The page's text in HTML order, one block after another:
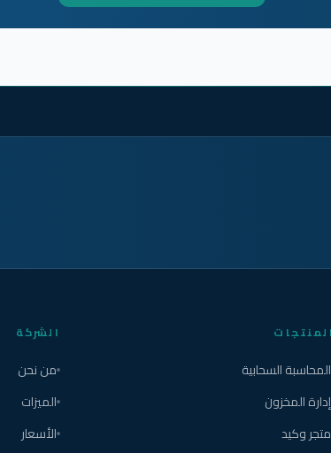
المنتجات
المحاسبة السحابية
إدارة المخزون
متجر وكيد
الشركة
من نحن
الميزات
الأسعار